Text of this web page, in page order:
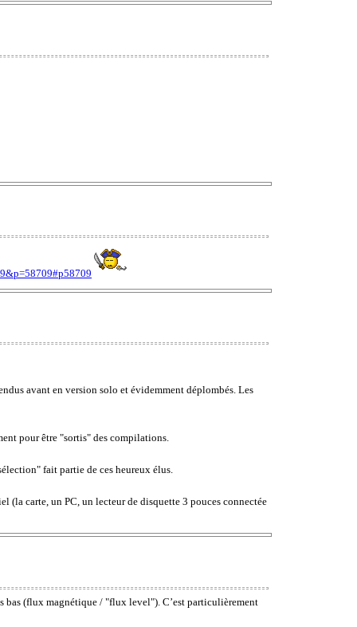
avant en version solo et évidemment déplombés. Les
pour être "sortis" des compilations.
fait partie de ces heureux élus.
(la carte, un PC, un lecteur de disquette 3 pouces connectée
bas (flux magnétique / "flux level"). C’est particulièrement